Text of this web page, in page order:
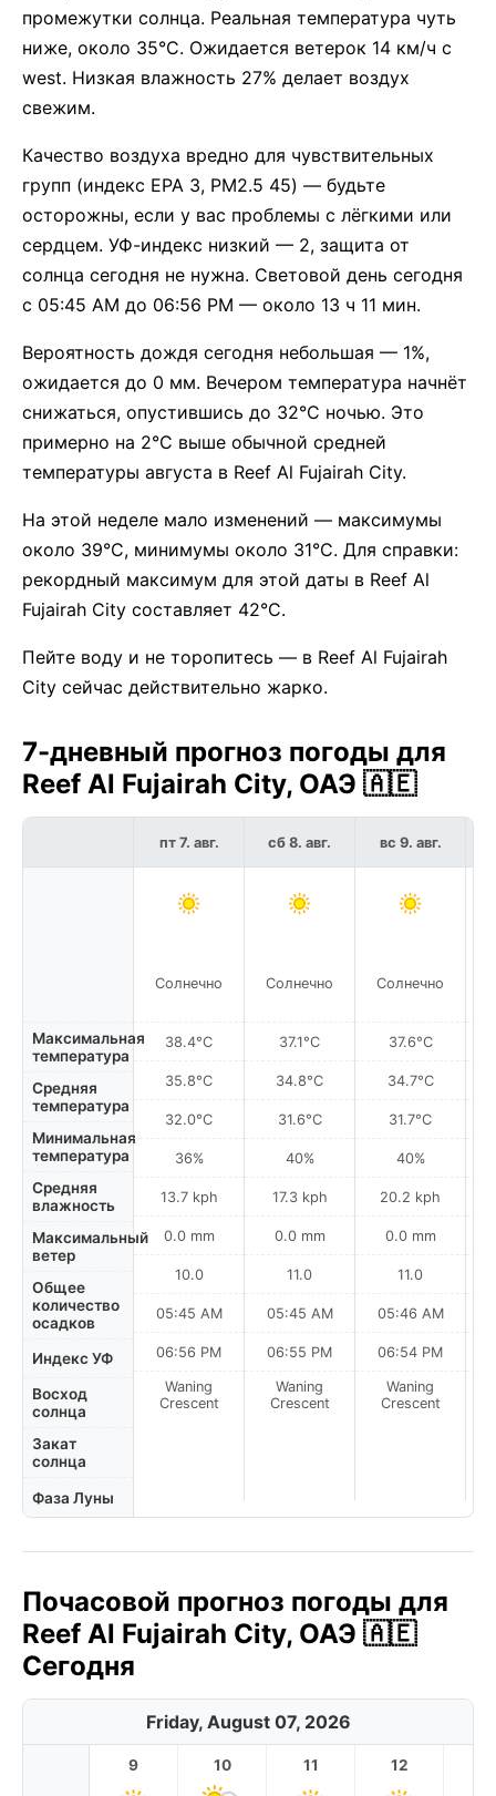
промежутки солнца. Реальная температура чуть
ниже, около 35°C. Ожидается ветерок 14 км/ч с
west. Низкая влажность 27% делает воздух
свежим.
Качество воздуха вредно для чувствительных
групп (индекс EPA 3, PM2.5 45) — будьте
осторожны, если у вас проблемы с лёгкими или
сердцем. УФ-индекс низкий — 2, защита от
солнца сегодня не нужна. Световой день сегодня
с 05:45 AM до 06:56 PM — около 13 ч 11 мин.
Вероятность дождя сегодня небольшая — 1%,
ожидается до 0 мм. Вечером температура начнёт
снижаться, опустившись до 32°C ночью. Это
примерно на 2°C выше обычной средней
температуры августа в Reef Al Fujairah City.
На этой неделе мало изменений — максимумы
около 39°C, минимумы около 31°C. Для справки:
рекордный максимум для этой даты в Reef Al
Fujairah City составляет 42°C.
Пейте воду и не торопитесь — в Reef Al Fujairah
City сейчас действительно жарко.
7-дневный прогноз погоды для
Reef Al Fujairah City, ОАЭ 🇦🇪
Максимальная
температура
Средняя
температура
Минимальная
температура
Средняя
влажность
Максимальный
ветер
Общее
количество
осадков
Индекс УФ
Восход
солнца
Закат
солнца
Фаза Луны
пт 7. авг.
Солнечно
38.4°C
35.8°C
32.0°C
36%
13.7 kph
0.0 mm
10.0
05:45 AM
06:56 PM
Waning
Crescent
сб 8. авг.
Солнечно
37.1°C
34.8°C
31.6°C
40%
17.3 kph
0.0 mm
11.0
05:45 AM
06:55 PM
Waning
Crescent
вс 9. авг.
Солнечно
37.6°C
34.7°C
31.7°C
40%
20.2 kph
0.0 mm
11.0
05:46 AM
06:54 PM
Waning
Crescent
Почасовой прогноз погоды для
Reef Al Fujairah City, ОАЭ 🇦🇪
Сегодня
Friday, August 07, 2026
9 10 11 12